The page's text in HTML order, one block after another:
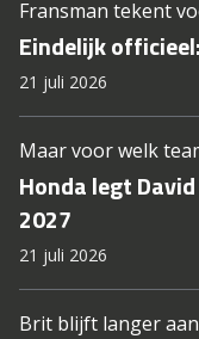
Fransman tekent
Eindelijk
21 juli 2026
Maar voor welk
Honda legt
2027
21 juli 2026
Brit blijft langer